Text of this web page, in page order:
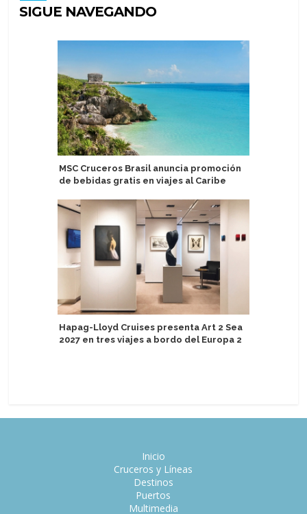
SIGUE NAVEGANDO
MSC Cruceros Brasil anuncia promoción
de bebidas gratis en viajes al Caribe
Hapag-Lloyd Cruises presenta Art 2 Sea
2027 en tres viajes a bordo del Europa 2
Inicio
Cruceros y Líneas
Destinos
Puertos
Multimedia